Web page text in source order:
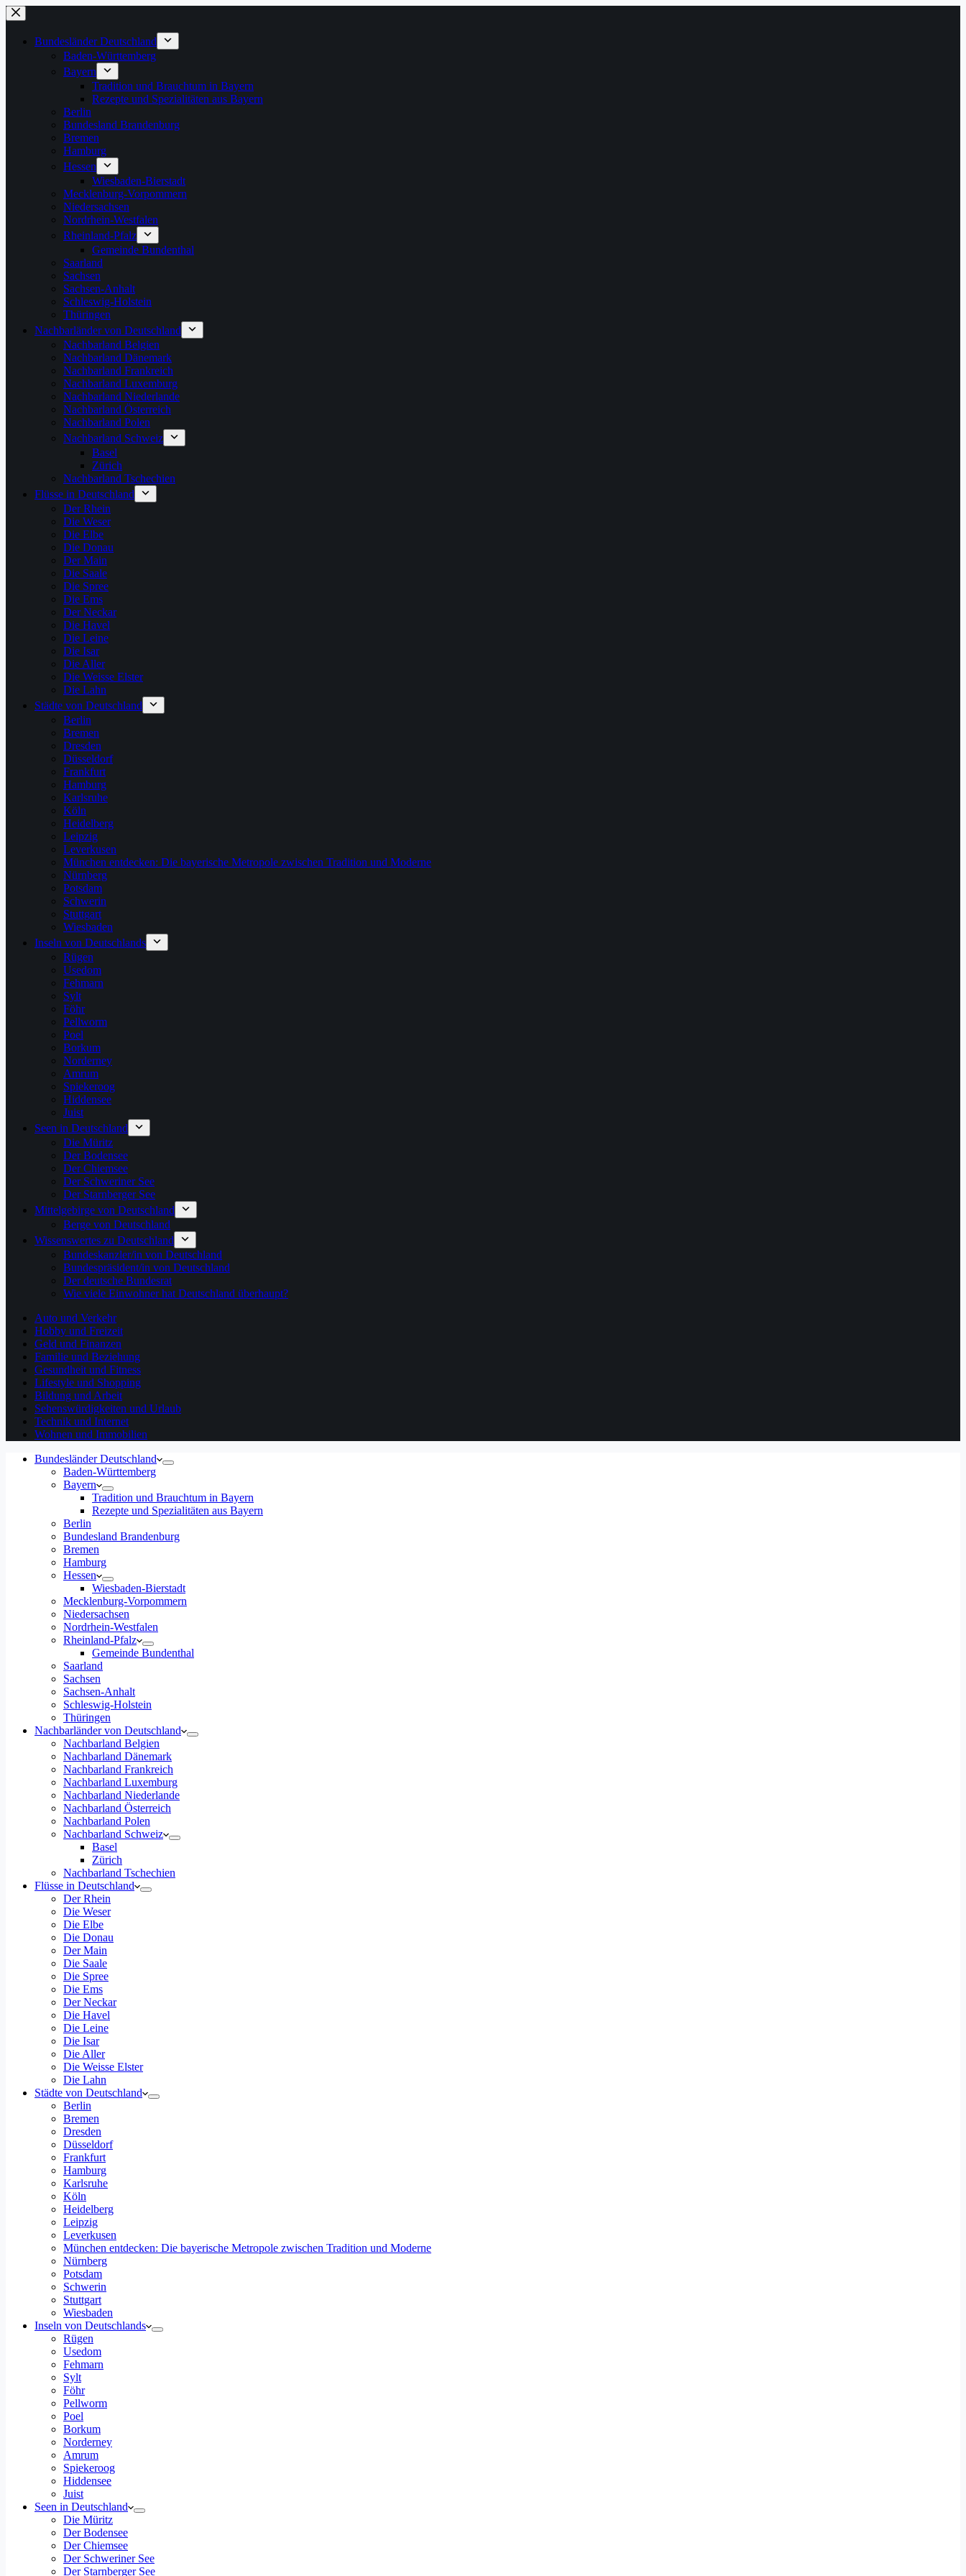
Zum
Inhalt
springenBundesländer Deutschland
Baden-Württemberg
Bayern
Tradition und Brauchtum in Bayern
Rezepte und Spezialitäten aus Bayern
Berlin
Bundesland Brandenburg
Bremen
Hamburg
Hessen
Wiesbaden-Bierstadt
Mecklenburg-Vorpommern
Niedersachsen
Nordrhein-Westfalen
Rheinland-Pfalz
Gemeinde Bundenthal
Saarland
Sachsen
Sachsen-Anhalt
Schleswig-Holstein
Thüringen
Nachbarländer von Deutschland
Nachbarland Belgien
Nachbarland Dänemark
Nachbarland Frankreich
Nachbarland Luxemburg
Nachbarland Niederlande
Nachbarland Österreich
Nachbarland Polen
Nachbarland Schweiz
Basel
Zürich
Nachbarland Tschechien
Flüsse in Deutschland
Der Rhein
Die Weser
Die Elbe
Die Donau
Der Main
Die Saale
Die Spree
Die Ems
Der Neckar
Die Havel
Die Leine
Die Isar
Die Aller
Die Weisse Elster
Die Lahn
Städte von Deutschland
Berlin
Bremen
Dresden
Düsseldorf
Frankfurt
Hamburg
Karlsruhe
Köln
Heidelberg
Leipzig
Leverkusen
München entdecken: Die bayerische Metropole zwischen Tradition und Moderne
Nürnberg
Potsdam
Schwerin
Stuttgart
Wiesbaden
Inseln von Deutschlands
Rügen
Usedom
Fehmarn
Sylt
Föhr
Pellworm
Poel
Borkum
Norderney
Amrum
Spiekeroog
Hiddensee
Juist
Seen in Deutschland
Die Müritz
Der Bodensee
Der Chiemsee
Der Schweriner See
Der Starnberger See
Mittelgebirge von Deutschland
Berge von Deutschland
Wissenswertes zu Deutschland
Bundeskanzler/in von Deutschland
Bundespräsident/in von Deutschland
Der deutsche Bundesrat
Wie viele Einwohner hat Deutschland überhaupt?
Auto und Verkehr
Hobby und Freizeit
Geld und Finanzen
Familie und Beziehung
Gesundheit und Fitness
Lifestyle und Shopping
Bildung und Arbeit
Sehenswürdigkeiten und Urlaub
Technik und Internet
Wohnen und Immobilien
Bundesländer Deutschland
Baden-Württemberg
Bayern
Tradition und Brauchtum in Bayern
Rezepte und Spezialitäten aus Bayern
Berlin
Bundesland Brandenburg
Bremen
Hamburg
Hessen
Wiesbaden-Bierstadt
Mecklenburg-Vorpommern
Niedersachsen
Nordrhein-Westfalen
Rheinland-Pfalz
Gemeinde Bundenthal
Saarland
Sachsen
Sachsen-Anhalt
Schleswig-Holstein
Thüringen
Nachbarländer von Deutschland
Nachbarland Belgien
Nachbarland Dänemark
Nachbarland Frankreich
Nachbarland Luxemburg
Nachbarland Niederlande
Nachbarland Österreich
Nachbarland Polen
Nachbarland Schweiz
Basel
Zürich
Nachbarland Tschechien
Flüsse in Deutschland
Der Rhein
Die Weser
Die Elbe
Die Donau
Der Main
Die Saale
Die Spree
Die Ems
Der Neckar
Die Havel
Die Leine
Die Isar
Die Aller
Die Weisse Elster
Die Lahn
Städte von Deutschland
Berlin
Bremen
Dresden
Düsseldorf
Frankfurt
Hamburg
Karlsruhe
Köln
Heidelberg
Leipzig
Leverkusen
München entdecken: Die bayerische Metropole zwischen Tradition und Moderne
Nürnberg
Potsdam
Schwerin
Stuttgart
Wiesbaden
Inseln von Deutschlands
Rügen
Usedom
Fehmarn
Sylt
Föhr
Pellworm
Poel
Borkum
Norderney
Amrum
Spiekeroog
Hiddensee
Juist
Seen in Deutschland
Die Müritz
Der Bodensee
Der Chiemsee
Der Schweriner See
Der Starnberger See